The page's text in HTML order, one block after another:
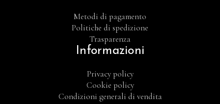
Metodi di pagamento
Politiche di spedizione
Trasparenza
Informazioni
Privacy policy
Cookie policy
Condizioni generali di vendita